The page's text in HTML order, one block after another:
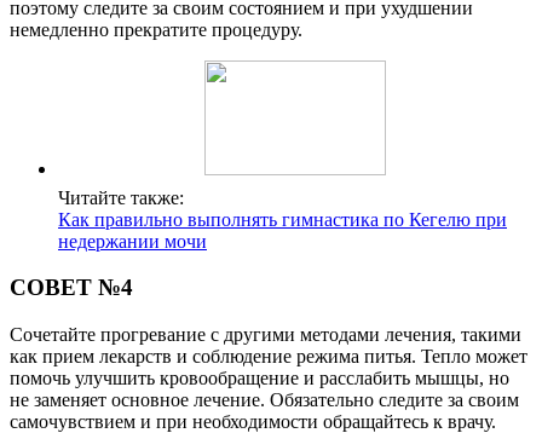
поэтому следите за своим состоянием и при ухудшении
немедленно прекратите процедуру.
Читайте также:
Как правильно выполнять гимнастика по Кегелю при
недержании мочи
СОВЕТ №4
Сочетайте прогревание с другими методами лечения, такими
как прием лекарств и соблюдение режима питья. Тепло может
помочь улучшить кровообращение и расслабить мышцы, но
не заменяет основное лечение. Обязательно следите за своим
самочувствием и при необходимости обращайтесь к врачу.